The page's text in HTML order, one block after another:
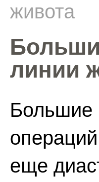
живота
линии
Большие
еще